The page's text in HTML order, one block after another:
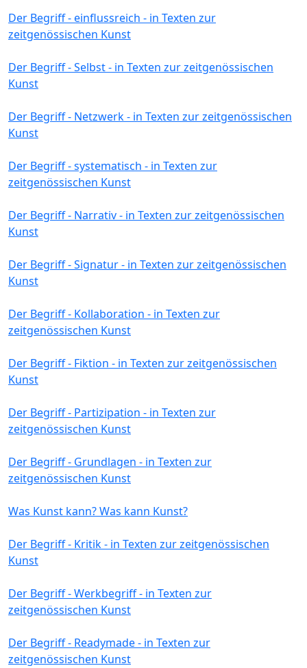
Der Begriff - einflussreich - in Texten zur
zeitgenössischen Kunst
Der Begriff - Selbst - in Texten zur zeitgenössischen
Kunst
Der Begriff - Netzwerk - in Texten zur zeitgenössischen
Kunst
Der Begriff - systematisch - in Texten zur
zeitgenössischen Kunst
Der Begriff - Narrativ - in Texten zur zeitgenössischen
Kunst
Der Begriff - Signatur - in Texten zur zeitgenössischen
Kunst
Der Begriff - Kollaboration - in Texten zur
zeitgenössischen Kunst
Der Begriff - Fiktion - in Texten zur zeitgenössischen
Kunst
Der Begriff - Partizipation - in Texten zur
zeitgenössischen Kunst
Der Begriff - Grundlagen - in Texten zur
zeitgenössischen Kunst
Was Kunst kann? Was kann Kunst?
Der Begriff - Kritik - in Texten zur zeitgenössischen
Kunst
Der Begriff - Werkbegriff - in Texten zur
zeitgenössischen Kunst
Der Begriff - Readymade - in Texten zur
zeitgenössischen Kunst